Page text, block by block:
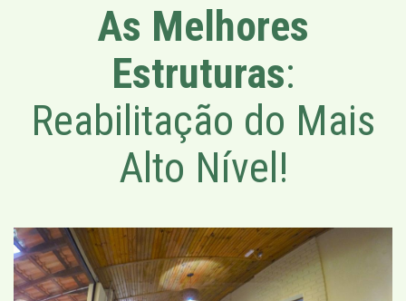
As Melhores
Estruturas:
Reabilitação do Mais
Alto Nível!